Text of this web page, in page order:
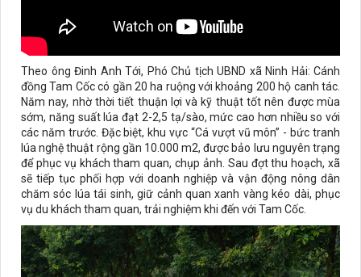
Theo ông Đinh Anh Tới, Phó Chủ tịch UBND xã Ninh Hải: Cánh
đồng Tam Cốc có gần 20 ha ruộng với khoảng 200 hộ canh tác.
Năm nay, nhờ thời tiết thuận lợi và kỹ thuật tốt nên được mùa
sớm, năng suất lúa đạt 2-2,5 tạ/sào, mức cao hơn nhiều so với
các năm trước. Đặc biệt, khu vực “Cá vượt vũ môn” - bức tranh
lúa nghệ thuật rộng gần 10.000 m2, được bảo lưu nguyên trạng
để phục vụ khách tham quan, chụp ảnh. Sau đợt thu hoạch, xã
sẽ tiếp tục phối hợp với doanh nghiệp và vận động nông dân
chăm sóc lúa tái sinh, giữ cảnh quan xanh vàng kéo dài, phục
vụ du khách tham quan, trải nghiệm khi đến với Tam Cốc.